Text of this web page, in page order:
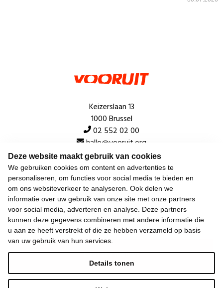
Deze website maakt gebruik van cookies
We gebruiken cookies om content en advertenties te
personaliseren, om functies voor social media te bieden en
om ons websiteverkeer te analyseren. Ook delen we
informatie over uw gebruik van onze site met onze partners
voor social media, adverteren en analyse. Deze partners
kunnen deze gegevens combineren met andere informatie die
u aan ze heeft verstrekt of die ze hebben verzameld op basis
van uw gebruik van hun services.
Details tonen
Keizerslaan 13
1000 Brussel
02 552 02 00
hallo@vooruit.org
Snel
Over de beweging
Algemeen
Laatste nieuws